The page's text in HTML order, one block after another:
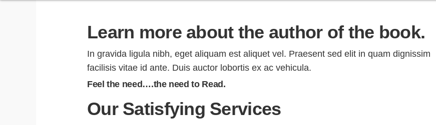
Learn more about the author of the book.
In gravida ligula nibh, eget aliquam est aliquet vel. Praesent sed elit in quam dignissim
facilisis vitae id ante. Duis auctor lobortis ex ac vehicula.
Feel the need….the need to Read.
Our Satisfying Services